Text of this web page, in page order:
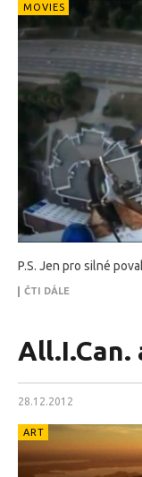
MOVIES
P.S. Jen pro silné
ČTI DÁLE
28.12.2012
ART